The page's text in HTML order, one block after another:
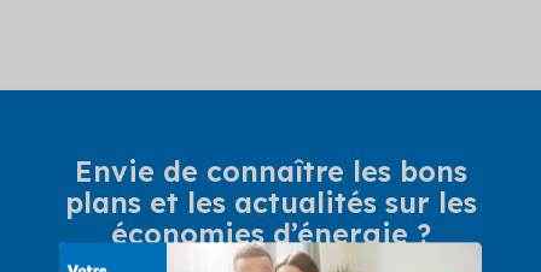
Envie de connaître les bons
plans et les actualités sur les
économies d’énergie ?